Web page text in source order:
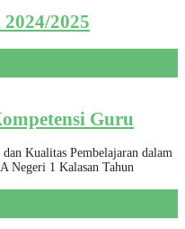
2025
Guru
Kualitas Pembelajaran dalam
Negeri 1 Kalasan Tahun